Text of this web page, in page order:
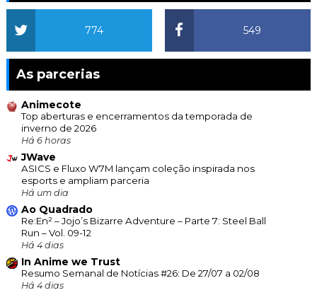
549
774
As parcerias
Animecote
Top aberturas e encerramentos da temporada de
inverno de 2026
Há 6 horas
JWave
ASICS e Fluxo W7M lançam coleção inspirada nos
esports e ampliam parceria
Há um dia
Ao Quadrado
Re:En² – Jojo’s Bizarre Adventure – Parte 7: Steel Ball
Run – Vol. 09-12
Há 4 dias
In Anime we Trust
Resumo Semanal de Notícias #26: De 27/07 a 02/08
Há 4 dias